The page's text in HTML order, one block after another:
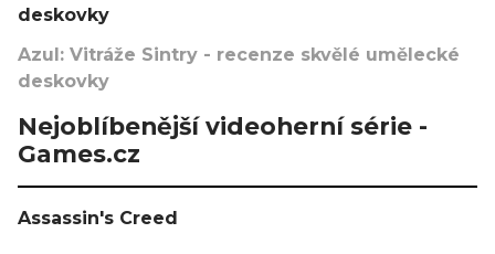
deskovky
Azul: Vitráže Sintry - recenze skvělé umělecké
deskovky
Nejoblíbenější videoherní série -
Games.cz
Assassin's Creed